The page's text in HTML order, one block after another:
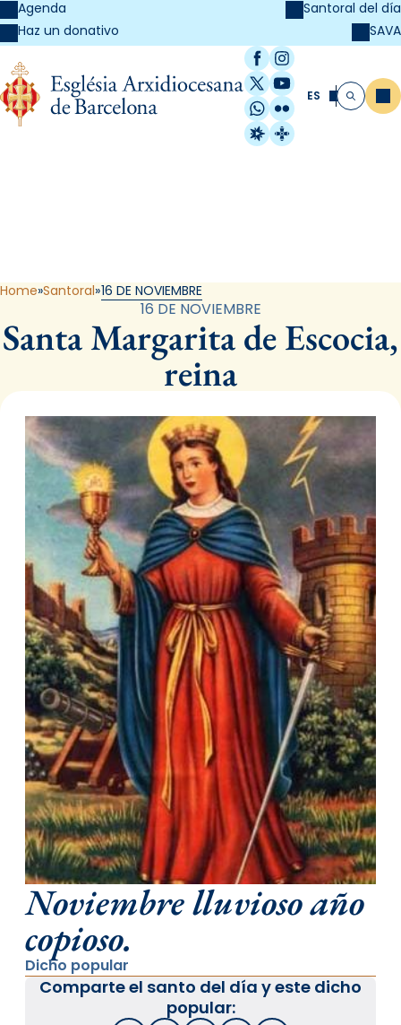
Agenda
Haz un donativo
Santoral del día
SAVA
Facebook
Instagram
X / Twitter
YouTube
WhatsApp
Flickr
Radio Estel
Catalunya
ES Buscar
Home Santoral 16 DE NOVIEMBRE
16 DE NOVIEMBRE
Santa Margarita de Escocia,
reina
Noviembre lluvioso año
copioso.
Dicho popular
Comparte el santo del día y este dicho
popular: